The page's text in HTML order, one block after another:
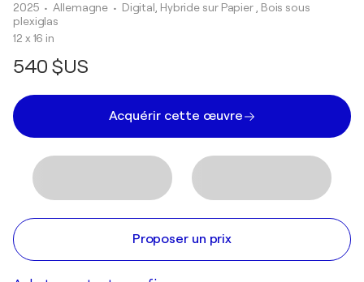
2025 • Allemagne • Digital, Hybride sur Papier , Bois sous
plexiglas
12 x 16 in
540 $US
Acquérir cette œuvre
Proposer un prix